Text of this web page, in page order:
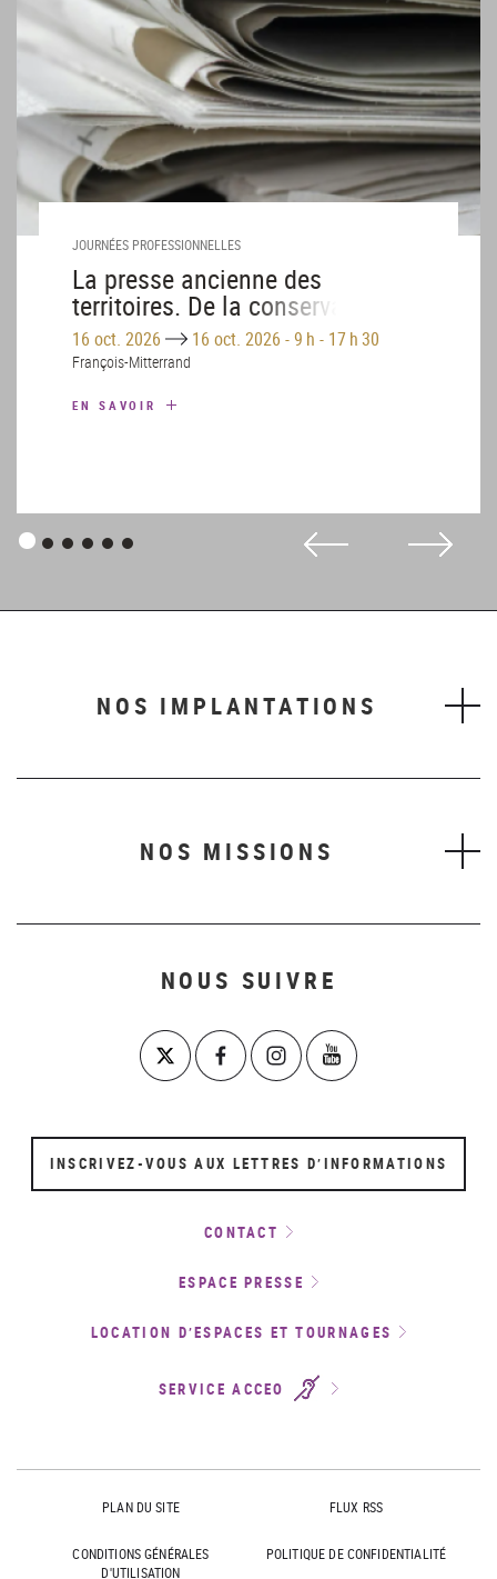
JOURNÉES PROFESSIONNELLES
La presse ancienne des
territoires. De la conservation au
partage numérique d'un trésor
national
16 oct. 2026 Until16 oct. 2026 -9 h - 17 h 30
François-Mitterrand
EN SAVOIR
Panneau
Panneau
Panneau
Panneau
Panneau
Panneau
NOS IMPLANTATIONS
NOS MISSIONS
NOUS SUIVRE
INSCRIVEZ-VOUS AUX LETTRES D’INFORMATIONS
CONTACT
ESPACE PRESSE
LOCATION D’ESPACES ET TOURNAGES
SERVICE ACCEO
PLAN DU SITE FLUX RSS
CONDITIONS GÉNÉRALES
D'UTILISATION
POLITIQUE DE CONFIDENTIALITÉ